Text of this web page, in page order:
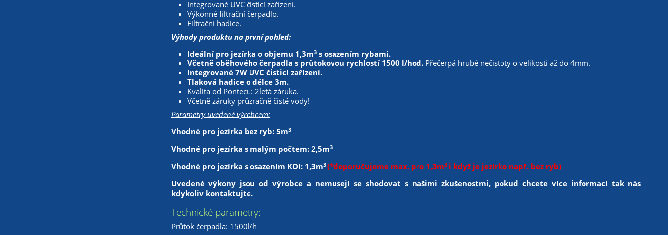
Integrované UVC čisticí zařízení.
Výkonné filtrační čerpadlo.
Filtrační hadice.
Výhody produktu na první pohled:
Ideální pro jezírka o objemu 1,3m3s osazením rybami.
Včetně oběhového čerpadla s průtokovou rychlostí 1500 l/hod. Přečerpá hrubé nečistoty o velikosti až do 4mm.
Integrované 7W UVC čisticí zařízení.
Tlaková hadice o délce 3m.
Kvalita od Pontecu: 2letá záruka.
Včetně záruky průzračně čisté vody!
Parametry uvedené výrobcem:
Vhodné pro jezírka bez ryb: 5m3
Vhodné pro jezírka s malým počtem: 2,5m3
Vhodné pro jezírka s osazením KOI: 1,3m3(*doporučujeme max. pro 1,3m3 i když je jezírko např. bez ryb)
Uvedené výkony jsou od výrobce a nemusejí se shodovat s našimi zkušenostmi, pokud chcete více informací tak nás
kdykoliv kontaktujte.
Technické parametry:
Průtok čerpadla: 1500l/h